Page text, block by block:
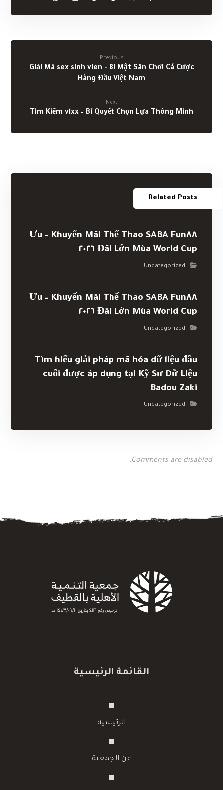
Previous
Giải Mã sex sinh vien – Bí Mật Sân Chơi Cá Cược
Hàng Đầu Việt Nam
Next
Tìm Kiếm vlxx – Bí Quyết Chọn Lựa Thông Minh
Related Posts
Khuyến Mãi Thể Thao SABA Fun٨٨ – Ưu
Đãi Lớn Mùa World Cup ٢٠٢٦
Uncategorized
Khuyến Mãi Thể Thao SABA Fun٨٨ – Ưu
Đãi Lớn Mùa World Cup ٢٠٢٦
Uncategorized
Tìm hiểu giải pháp mã hóa dữ liệu đầu
cuối được áp dụng tại Kỹ Sư Dữ Liệu
Badou Zaki
Uncategorized
Comments are disabled.
القائمة الرئيسية
الرئيسية
عن الجمعية